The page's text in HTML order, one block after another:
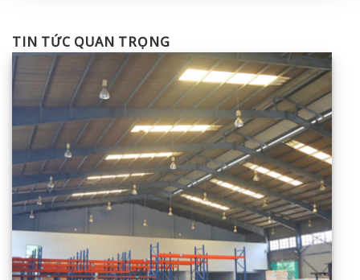
TIN TỨC QUAN TRỌNG